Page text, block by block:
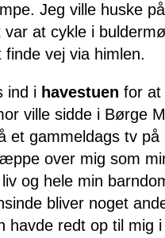
Jeg ville huske
at cykle i
vej via himlen.
ind i havestuen for at
ville sidde i Børge
et gammeldags tv på
over mig som
og hele min
bliver noget
havde redt op til mig i